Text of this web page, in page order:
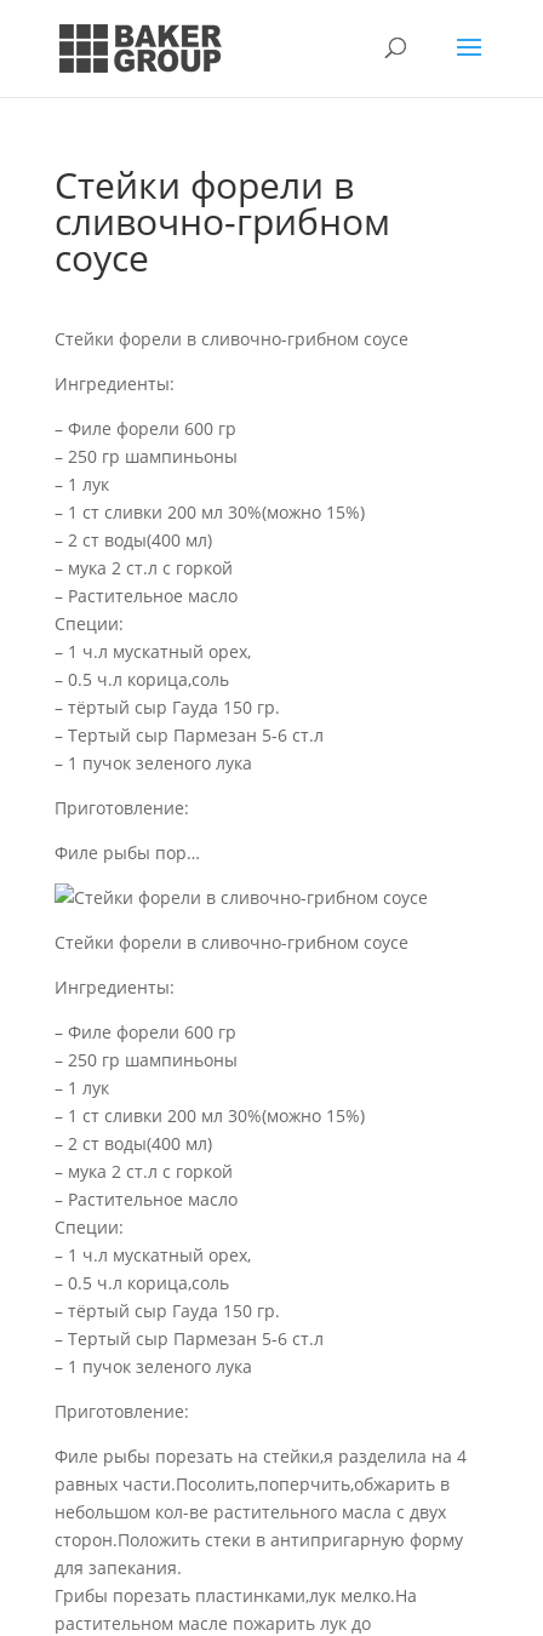
Стейки форели в
сливочно-грибном
соусе
Стейки форели в сливочно-грибном соусе
Ингредиенты:
– Филе форели 600 гр
– 250 гр шампиньоны
– 1 лук
– 1 ст сливки 200 мл 30%(можно 15%)
– 2 ст воды(400 мл)
– мука 2 ст.л с горкой
– Растительное масло
Специи:
– 1 ч.л мускатный орех,
– 0.5 ч.л корица,соль
– тёртый сыр Гауда 150 гр.
– Тертый сыр Пармезан 5-6 ст.л
– 1 пучок зеленого лука
Приготовление:
Филе рыбы пор…
Стейки форели в сливочно-грибном соусе
Ингредиенты:
– Филе форели 600 гр
– 250 гр шампиньоны
– 1 лук
– 1 ст сливки 200 мл 30%(можно 15%)
– 2 ст воды(400 мл)
– мука 2 ст.л с горкой
– Растительное масло
Специи:
– 1 ч.л мускатный орех,
– 0.5 ч.л корица,соль
– тёртый сыр Гауда 150 гр.
– Тертый сыр Пармезан 5-6 ст.л
– 1 пучок зеленого лука
Приготовление:
Филе рыбы порезать на стейки,я разделила на 4
равных части.Посолить,поперчить,обжарить в
небольшом кол-ве растительного масла с двух
сторон.Положить стеки в антипригарную форму
для запекания.
Грибы порезать пластинками,лук мелко.На
растительном масле пожарить лук до